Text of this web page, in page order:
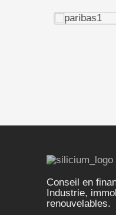
Conseil en
Industrie,
renouvelables.